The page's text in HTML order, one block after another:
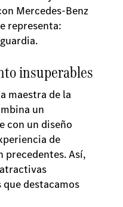
Mercedes-Benz
representa:
insuperables
maestra de la
un
con un diseño
de
precedentes. Así,
destacamos